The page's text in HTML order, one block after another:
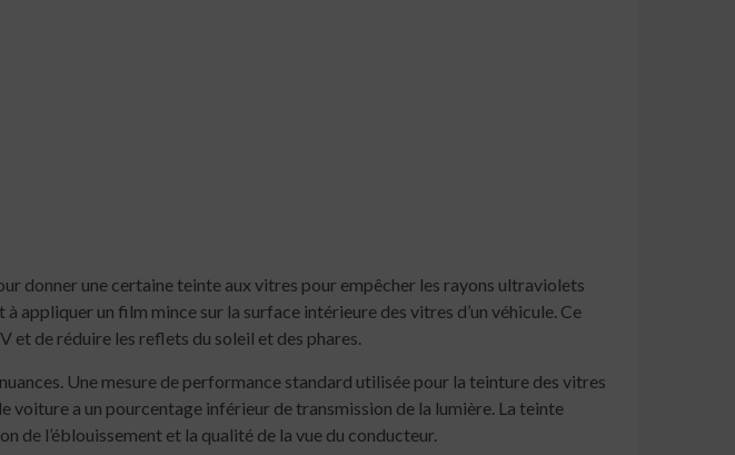
donner une certaine teinte aux vitres pour empêcher les rayons ultraviolets
appliquer un film mince sur la surface intérieure des vitres d’un véhicule. Ce
de réduire les reflets du soleil et des phares.
Une mesure de performance standard utilisée pour la teinture des vitres
a un pourcentage inférieur de transmission de la lumière. La teinte
de l’éblouissement et la qualité de la vue du conducteur.